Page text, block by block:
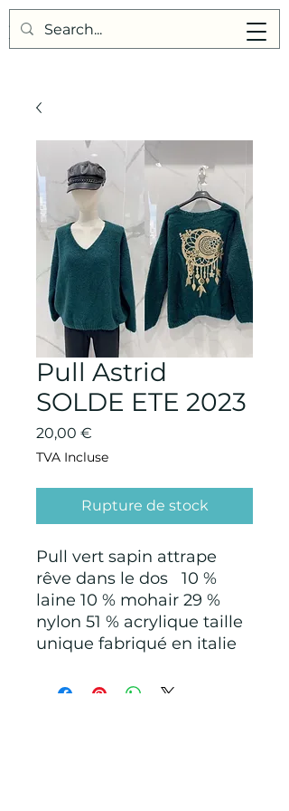
Points de Suture
Pull Astrid
SOLDE ETE 2023
20,00 €
TVA Incluse
Rupture de stock
Pull vert sapin attrape
rêve dans le dos 10 %
laine 10 % mohair 29 %
nylon 51 % acrylique taille
unique fabriqué en italie